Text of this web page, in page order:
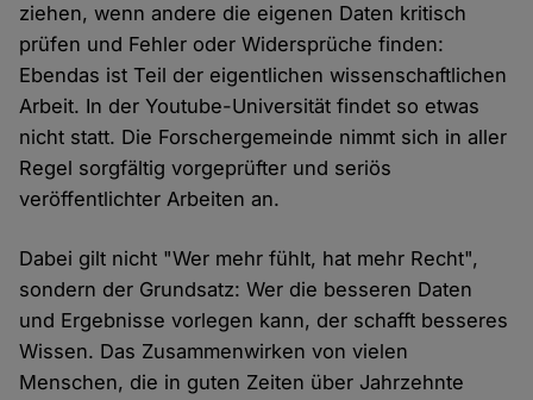
ziehen, wenn andere die eigenen Daten kritisch
prüfen und Fehler oder Widersprüche finden:
Ebendas ist Teil der eigentlichen wissenschaftlichen
Arbeit. In der Youtube-Universität findet so etwas
nicht statt. Die Forschergemeinde nimmt sich in aller
Regel sorgfältig vorgeprüfter und seriös
veröffentlichter Arbeiten an.
Dabei gilt nicht "Wer mehr fühlt, hat mehr Recht",
sondern der Grundsatz: Wer die besseren Daten
und Ergebnisse vorlegen kann, der schafft besseres
Wissen. Das Zusammenwirken von vielen
Menschen, die in guten Zeiten über Jahrzehnte